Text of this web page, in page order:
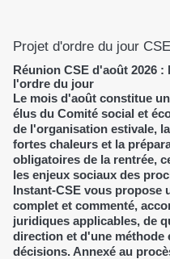
Projet d'ordre du jour
Réunion CSE d'août 2026
l'ordre du jour
Le mois d'août constitue
élus du Comité social et
de l'organisation estivale,
fortes chaleurs et la
obligatoires de la rentrée,
les enjeux sociaux des
Instant-CSE vous propose
complet et commenté,
juridiques applicables, de
direction et d'une méthode
décisions. Annexé au